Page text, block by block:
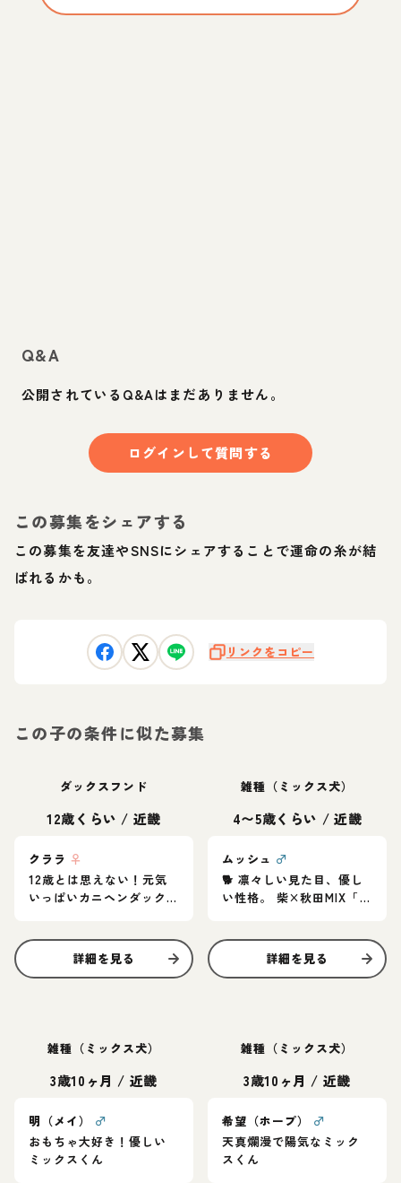
Q&A
公開されているQ&Aはまだありません。
ログインして質問する
この募集をシェアする
この募集を友達やSNSにシェアすることで運命の糸が結
ばれるかも。
リンクをコピー
この子の条件に似た募集
ダックスフンド
12歳くらい / 近畿
クララ ♀
12歳とは思えない！元気
いっぱいカニヘンダック
詳細を見る
雑種（ミックス犬）
4〜5歳くらい / 近畿
ムッシュ ♂
🐕 凛々しい見た目、優し
い性格。 柴×秋田MIX「ム
詳細を見る
雑種（ミックス犬）
3歳10ヶ月 / 近畿
明（メイ）
♂
おもちゃ大好き！優しい
ミックスくん
雑種（ミックス犬）
3歳10ヶ月 / 近畿
希望（ホープ）
♂
天真爛漫で陽気なミック
スくん